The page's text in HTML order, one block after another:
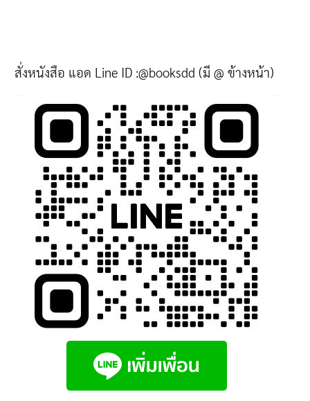
สั่งหนังสือ แอด Line ID :@booksdd (มี @ ข้างหน้า)